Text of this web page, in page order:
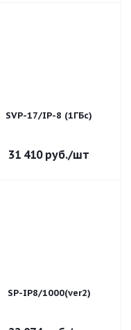
SVP-17/IP-8 (1ГБс)
31 410руб./шт
SP-IP8/1000(ver2)